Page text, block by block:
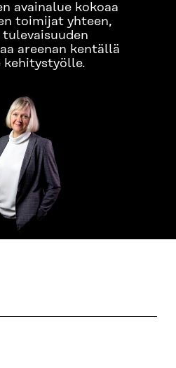
avainalue kokoaa
toimijat yhteen,
areenan kentällä